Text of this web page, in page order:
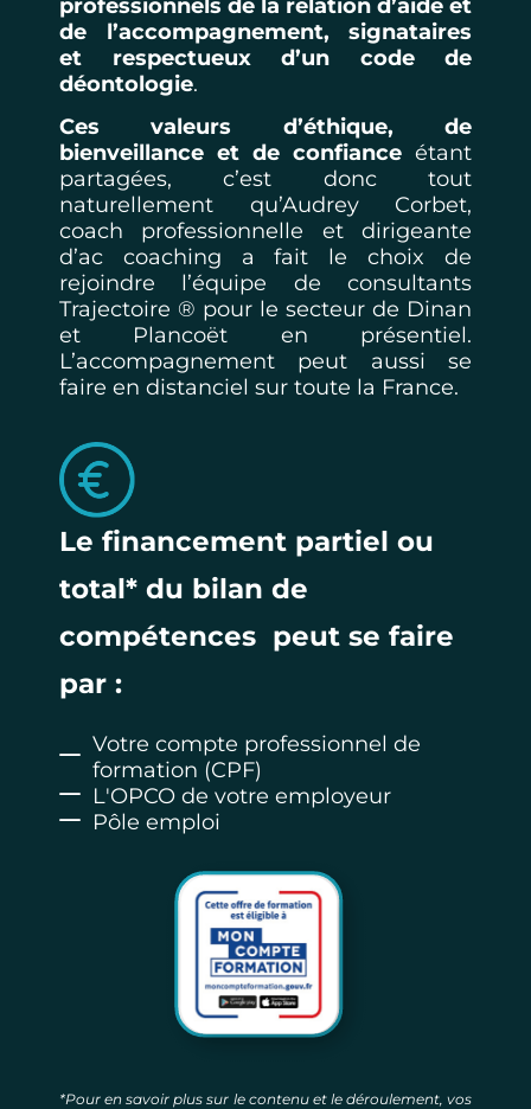
professionnels de la relation d’aide et
de l’accompagnement, signataires
et respectueux d’un code de
déontologie.
Ces valeurs d’éthique, de
bienveillance et de confiance étant
partagées, c’est donc tout
naturellement qu’Audrey Corbet,
coach professionnelle et dirigeante
d’ac coaching a fait le choix de
rejoindre l’équipe de consultants
Trajectoire ® pour le secteur de Dinan
et Plancoët en présentiel.
L’accompagnement peut aussi se
faire en distanciel sur toute la France.
Le financement partiel ou
total* du bilan de
compétences peut se faire
par :
Votre compte professionnel de
formation (CPF)
L'OPCO de votre employeur
Pôle emploi
*Pour en savoir plus sur le contenu et le déroulement, vos